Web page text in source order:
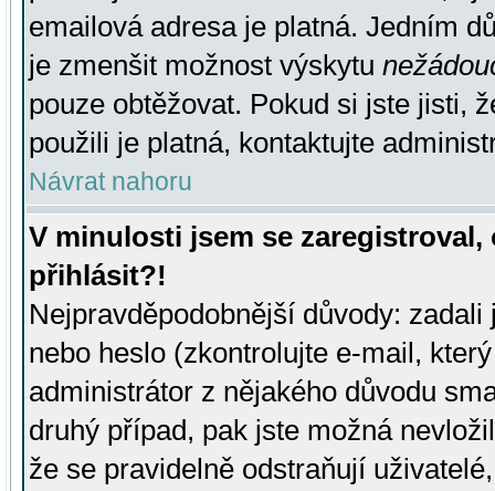
emailová adresa je platná. Jedním
je zmenšit možnost výskytu
pouze obtěžovat. Pokud si jste jisti,
použili je platná, kontaktujte
Návrat nahoru
V minulosti jsem se
přihlásit?!
Nejpravděpodobnější důvody:
nebo heslo (zkontrolujte e-mail,
administrátor z nějakého důvodu
druhý případ, pak jste možná
že se pravidelně odstraňují